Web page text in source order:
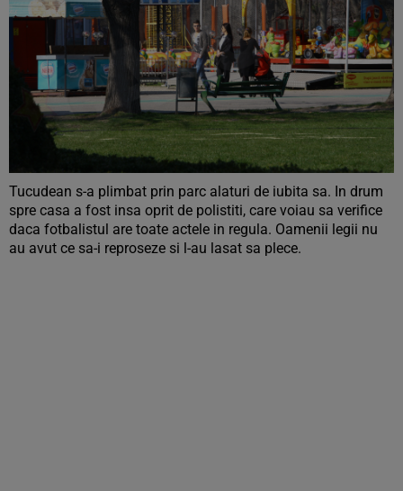
Tucudean s-a plimbat prin parc alaturi de iubita sa. In drum
spre casa a fost insa oprit de polistiti, care voiau sa verifice
daca fotbalistul are toate actele in regula. Oamenii legii nu
au avut ce sa-i reproseze si l-au lasat sa plece.